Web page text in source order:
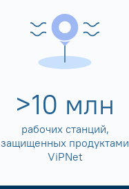
>10 млн
рабочих станций,
защищенных продуктами
ViPNet